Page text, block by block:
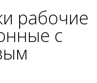
рабочие
с